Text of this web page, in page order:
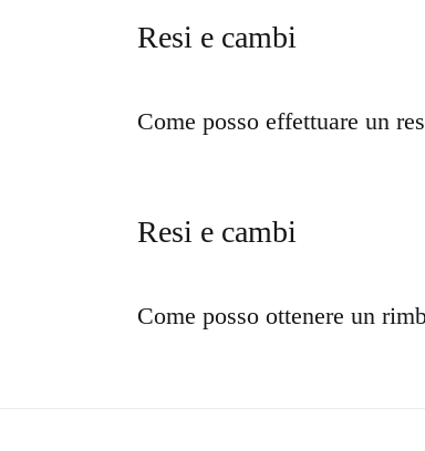
Resi e cambi
Come posso effettuare un
Resi e cambi
Come posso ottenere un